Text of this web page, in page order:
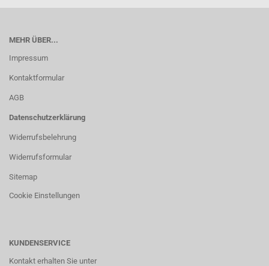
MEHR ÜBER...
Impressum
Kontaktformular
AGB
Datenschutzerklärung
Widerrufsbelehrung
Widerrufsformular
Sitemap
Cookie Einstellungen
KUNDENSERVICE
Kontakt erhalten Sie unter